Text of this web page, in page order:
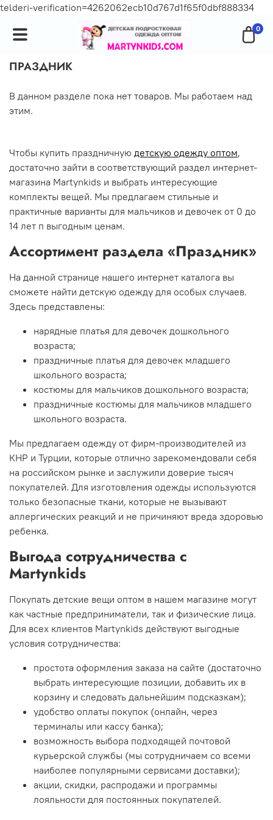
telderi-verification=4262062ecb10d767d1f65f0dbf888334
0
ПРАЗДНИК
В данном разделе пока нет товаров. Мы работаем над
этим.
Чтобы купить праздничную детскую одежду оптом,
достаточно зайти в соответствующий раздел интернет-
магазина Martynkids и выбрать интересующие
комплекты вещей. Мы предлагаем стильные и
практичные варианты для мальчиков и девочек от 0 до
14 лет п выгодным ценам.
Ассортимент раздела «Праздник»
На данной странице нашего интернет каталога вы
сможете найти детскую одежду для особых случаев.
Здесь представлены:
нарядные платья для девочек дошкольного
возраста;
праздничные платья для девочек младшего
школьного возраста;
костюмы для мальчиков дошкольного возраста;
праздничные костюмы для мальчиков младшего
школьного возраста.
Мы предлагаем одежду от фирм-производителей из
КНР и Турции, которые отлично зарекомендовали себя
на российском рынке и заслужили доверие тысяч
покупателей. Для изготовления одежды используются
только безопасные ткани, которые не вызывают
аллергических реакций и не причиняют вреда здоровью
ребенка.
Выгода сотрудничества с
Martynkids
Покупать детские вещи оптом в нашем магазине могут
как частные предприниматели, так и физические лица.
Для всех клиентов Martynkids действуют выгодные
условия сотрудничества:
простота оформления заказа на сайте (достаточно
выбрать интересующие позиции, добавить их в
корзину и следовать дальнейшим подсказкам);
удобство оплаты покупок (онлайн, через
терминалы или кассу банка);
возможность выбора подходящей почтовой
курьерской службы (мы сотрудничаем со всеми
наиболее популярными сервисами доставки);
акции, скидки, распродажи и программы
лояльности для постоянных покупателей.